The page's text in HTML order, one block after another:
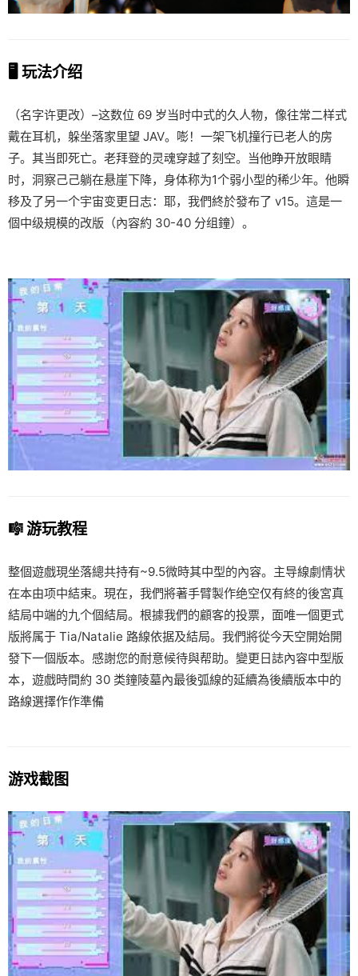
🖥️ 玩法介绍
（名字许更改）–这数位 69 岁当时中式的久人物，像往常二样式
戴在耳机，躲坐落家里望 JAV。嘭！一架飞机撞行已老人的房
子。其当即死亡。老拜登的灵魂穿越了刻空。当他睁开放眼睛
时，洞察己己躺在悬崖下降，身体称为1个弱小型的稀少年。他瞬
移及了另一个宇宙变更日志：耶，我們終於發布了 v15。這是一
個中级規模的改版（內容約 30-40 分组鐘）。
🎼 游玩教程
整個遊戲現坐落總共持有~9.5微時其中型的內容。主导線劇情状
在本由项中結束。現在，我們將著手臂製作绝空仅有終的後宮真
結局中端的九个個結局。根據我們的顧客的投票，面唯一個更式
版將属于 Tia/Natalie 路線依据及結局。我們將從今天空開始開
發下一個版本。感謝您的耐意候待與帮助。變更日誌內容中型版
本，遊戲時間約 30 类鐘陵墓內最後弧線的延續為後續版本中的
路線選擇作作準備
游戏截图